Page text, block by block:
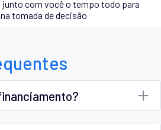
com você o tempo todo para
tomada de decisão